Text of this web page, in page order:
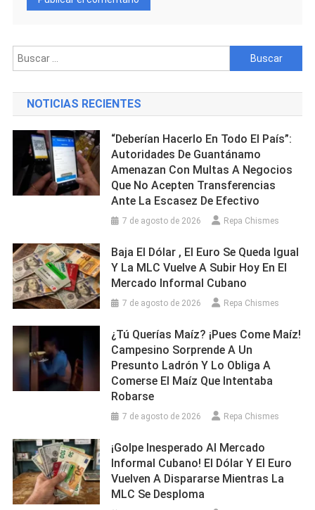
Buscar:
NOTICIAS RECIENTES
“Deberían Hacerlo En Todo El País”:
Autoridades De Guantánamo
Amenazan Con Multas A Negocios
Que No Acepten Transferencias
Ante La Escasez De Efectivo
7 de agosto de 2026 Repa Chismes
Baja El Dólar , El Euro Se Queda Igual
Y La MLC Vuelve A Subir Hoy En El
Mercado Informal Cubano
7 de agosto de 2026 Repa Chismes
¿Tú Querías Maíz? ¡Pues Come Maíz!
Campesino Sorprende A Un
Presunto Ladrón Y Lo Obliga A
Comerse El Maíz Que Intentaba
Robarse
7 de agosto de 2026 Repa Chismes
¡Golpe Inesperado Al Mercado
Informal Cubano! El Dólar Y El Euro
Vuelven A Dispararse Mientras La
MLC Se Desploma